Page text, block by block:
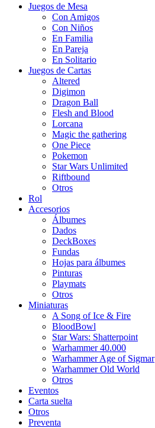
Juegos de Mesa
Con Amigos
Con Niños
En Familia
En Pareja
En Solitario
Juegos de Cartas
Altered
Digimon
Dragon Ball
Flesh and Blood
Lorcana
Magic the gathering
One Piece
Pokemon
Star Wars Unlimited
Riftbound
Otros
Rol
Accesorios
Álbumes
Dados
DeckBoxes
Fundas
Hojas para álbumes
Pinturas
Playmats
Otros
Miniaturas
A Song of Ice & Fire
BloodBowl
Star Wars: Shatterpoint
Warhammer 40.000
Warhammer Age of Sigmar
Warhammer Old World
Otros
Eventos
Carta suelta
Otros
Preventa